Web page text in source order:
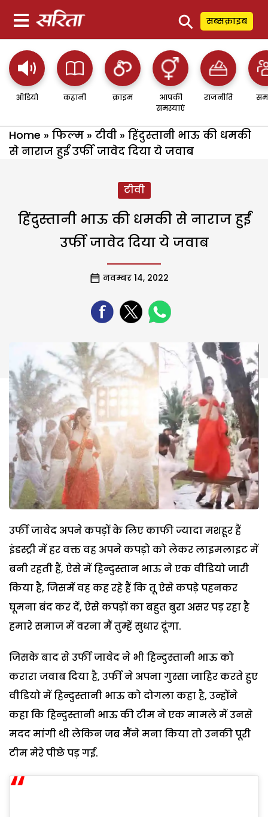
⚲ सब्सक्राइब
ऑडियो कहानी क्राइम
आपकी
समस्याएं
राजनीति
Home » फिल्म » टीवी » हिंदुस्तानी भाऊ की धमकी
से नाराज हुईं उर्फी जावेद दिया ये जवाब
टीवी
हिंदुस्तानी भाऊ की धमकी से नाराज हुईं
उर्फी जावेद दिया ये जवाब
नवम्बर 14, 2022
उर्फी जावेद अपने कपड़ों के लिए काफी ज्यादा मशहूर हैं
इंडस्ट्री में हर वक्त वह अपने कपड़ो को लेकर लाइमलाइट में
बनी रहती हैं, ऐसे में हिन्दुस्तान भाऊ ने एक वीडियो जारी
किया है, जिसमें वह कह रहे हैं कि तू ऐसे कपड़े पहनकर
घूमना बंद कर दें, ऐसे कपड़ों का बहुत बुरा असर पड़ रहा है
हमारे समाज में वरना मैं तुम्हें सुधार दूंगा.
जिसके बाद से उर्फी जावेद ने भी हिन्दुस्तानी भाऊ को
करारा जवाब दिया है, उर्फी ने अपना गुस्सा जाहिर करते हुए
वीडियो में हिन्दुस्तानी भाऊ को दोगला कहा है, उन्होंने
कहा कि हिन्दुस्तानी भाऊ की टीम ने एक मामले में उनसे
मदद मांगी थी लेकिन जब मैंने मना किया तो उनकी पूरी
टीम मेरे पीछे पड़ गई.